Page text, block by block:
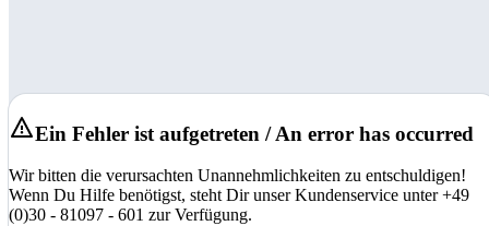
Ein Fehler ist aufgetreten / An error has occurred
Wir bitten die verursachten Unannehmlichkeiten zu entschuldigen!
Wenn Du Hilfe benötigst, steht Dir unser Kundenservice unter +49
(0)30 - 81097 - 601 zur Verfügung.